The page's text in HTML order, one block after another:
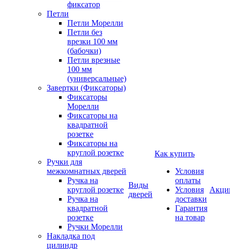
фиксатор
Петли
Петли Морелли
Петли без
врезки 100 мм
(бабочки)
Петли врезные
100 мм
(универсальные)
Завертки (Фиксаторы)
Фиксаторы
Морелли
Фиксаторы на
квадратной
розетке
Фиксаторы на
круглой розетке
Ручки для
межкомнатных дверей
Ручка на
круглой розетке
Ручка на
квадратной
розетке
Ручки Морелли
Накладка под
цилиндр
Виды
дверей
Как купить
Условия
оплаты
Условия
доставки
Гарантия
на товар